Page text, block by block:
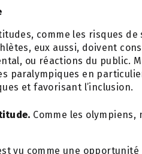
comme les risques de
eux aussi, doivent
ou réactions du public.
paralympiques en
et favorisant l’inclusion.
Comme les olympiens,
vu comme une opportunité